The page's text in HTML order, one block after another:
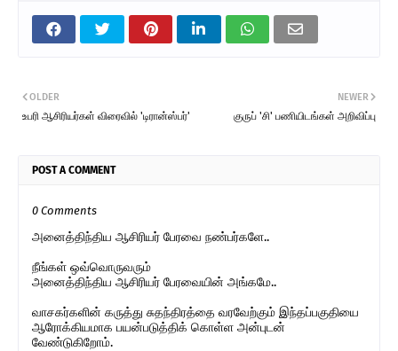
NEWER
குருப் 'சி' பணியிடங்கள் அறிவிப்பு
OLDER
உபரி ஆசிரியர்கள் விரைவில் 'டிரான்ஸ்பர்'
POST A COMMENT
0 Comments
அனைத்திந்திய ஆசிரியர் பேரவை நண்பர்களே..
நீங்கள் ஒவ்வொருவரும்
அனைத்திந்திய ஆசிரியர் பேரவையின் அங்கமே..
வாசகர்களின் கருத்து சுதந்திரத்தை வரவேற்கும் இந்தப்பகுதியை
ஆரோக்கியமாக பயன்படுத்திக் கொள்ள அன்புடன்
வேண்டுகிறோம்.